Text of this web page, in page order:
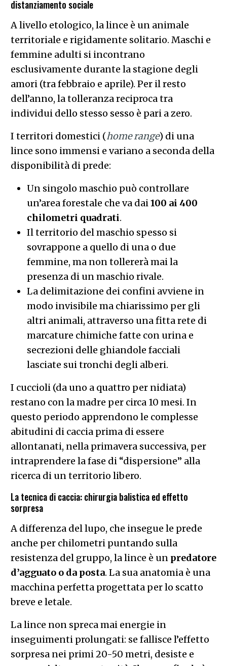
esclusivamente durante la stagione degli
amori (tra febbraio e aprile). Per il resto
dell’anno, la tolleranza reciproca tra
individui dello stesso sesso è pari a zero.
I territori domestici (home range) di una
lince sono immensi e variano a seconda della
disponibilità di prede:
un’area forestale che va dai100 ai 400
chilometri quadrati.
Il territorio del maschio spesso si
sovrappone a quello di una o due
femmine, ma non tollererà mai la
presenza di un maschio rivale.
La delimitazione dei confini avviene in
modo invisibile ma chiarissimo per gli
altri animali, attraverso una fitta rete di
marcature chimiche fatte con urina e
secrezioni delle ghiandole facciali
lasciate sui tronchi degli alberi.
I cuccioli (da uno a quattro per nidiata)
restano con la madre per circa 10 mesi. In
questo periodo apprendono le complesse
abitudini di caccia prima di essere
allontanati, nella primavera successiva, per
intraprendere la fase di “dispersione” alla
ricerca di un territorio libero.
La tecnica di caccia: chirurgia balistica ed effetto
sorpresa
A differenza del lupo, che insegue le prede
anche per chilometri puntando sulla
resistenza del gruppo, la lince è unpredatore
d’agguato o da posta
macchina perfetta progettata per lo scatto
breve e letale.
La lince non spreca mai energie in
inseguimenti prolungati: se fallisce l’effetto
sorpresa nei primi 20-50 metri, desiste e
cerca un’altra opportunità. Il morso finale è
chirurgico: per gli ungulati più grandi (come
il capriolo, la sua preda d’elezione in Italia,
seguito dal camoscio e dai giovani cervi)